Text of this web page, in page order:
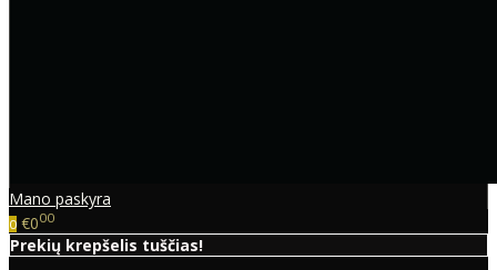
Mano paskyra
0 €000
Prekių krepšelis tuščias!